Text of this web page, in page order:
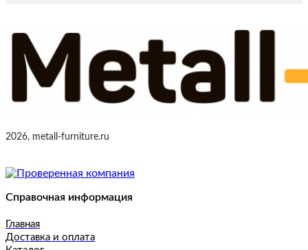
2026, metall-furniture.ru
Справочная информация
Главная
Доставка и оплата